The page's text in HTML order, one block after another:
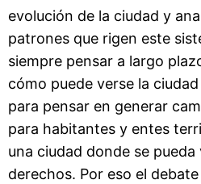
evolución de la ciudad y
patrones que rigen este
siempre pensar a largo
cómo puede verse la
para pensar en generar
para habitantes y entes
una ciudad donde se
derechos. Por eso el